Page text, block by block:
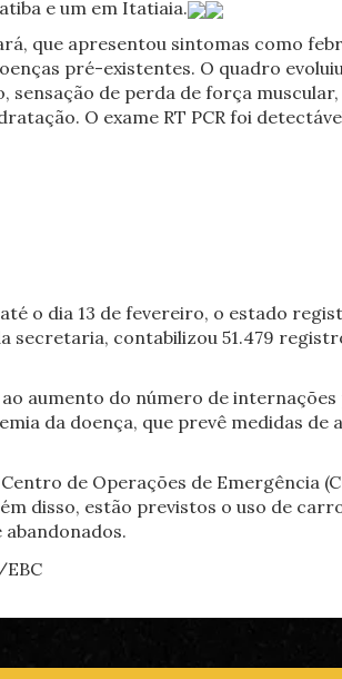
e um em Itatiaia.
que apresentou sintomas como
pré-existentes. O quadro
sensação de perda de força muscular,
O exame RT PCR foi
o dia 13 de fevereiro, o estado
secretaria, contabilizou 51.479
aumento do número de
da doença, que prevê medidas de
de Operações de Emergência
disso, estão previstos o uso de